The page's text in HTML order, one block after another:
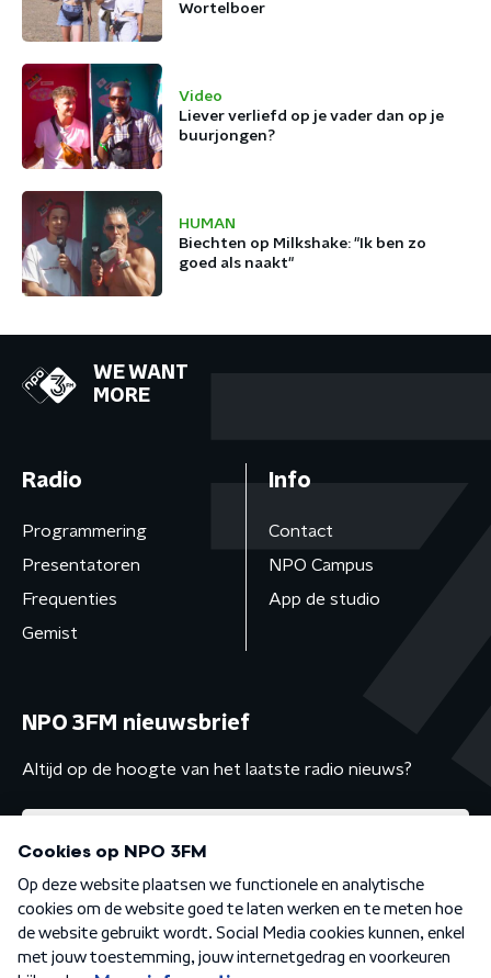
Wortelboer
Video
Liever verliefd op je vader dan op je
buurjongen?
HUMAN
Biechten op Milkshake: "Ik ben zo
goed als naakt"
WE WANT
MORE
Radio
Programmering
Presentatoren
Frequenties
Gemist
Info
Contact
NPO Campus
App de studio
NPO 3FM nieuwsbrief
Altijd op de hoogte van het laatste radio nieuws?
Algemene voorwaarden Privacybeleid